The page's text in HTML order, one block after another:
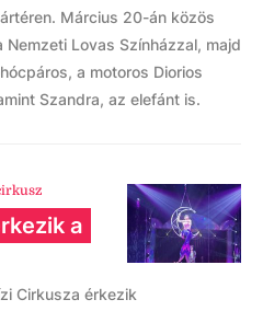
Március 20-án közös
Lovas Színházzal, majd
a motoros Diorios
Szandra, az elefánt is.
a
Cirkusza érkezik